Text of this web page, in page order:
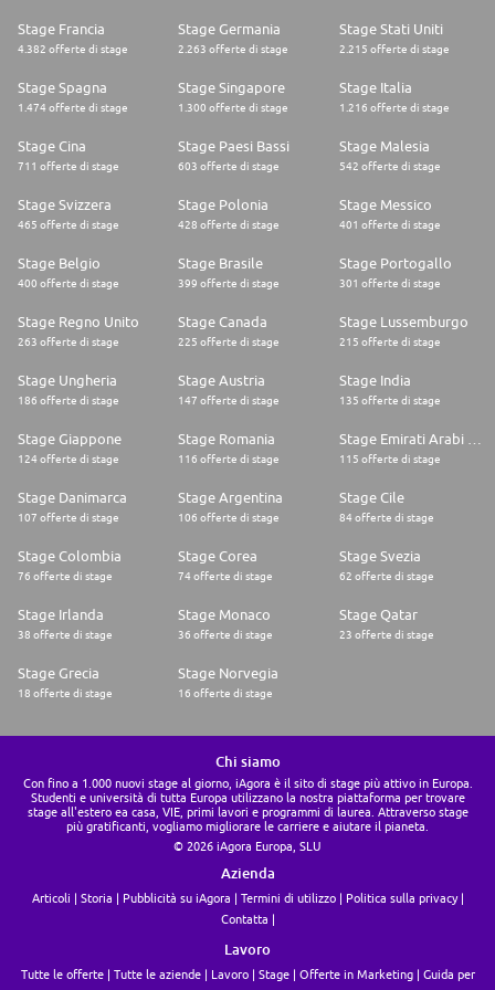
Stage Francia
4.382 offerte di stage
Stage Germania
2.263 offerte di stage
Stage Stati Uniti
2.215 offerte di stage
Stage Spagna
1.474 offerte di stage
Stage Singapore
1.300 offerte di stage
Stage Italia
1.216 offerte di stage
Stage Cina
711 offerte di stage
Stage Paesi Bassi
603 offerte di stage
Stage Malesia
542 offerte di stage
Stage Svizzera
465 offerte di stage
Stage Polonia
428 offerte di stage
Stage Messico
401 offerte di stage
Stage Belgio
400 offerte di stage
Stage Brasile
399 offerte di stage
Stage Portogallo
301 offerte di stage
Stage Regno Unito
263 offerte di stage
Stage Canada
225 offerte di stage
Stage Lussemburgo
215 offerte di stage
Stage Ungheria
186 offerte di stage
Stage Austria
147 offerte di stage
Stage India
135 offerte di stage
Stage Giappone
124 offerte di stage
Stage Romania
116 offerte di stage 115 offerte di stage
Stage Danimarca
107 offerte di stage
Stage Argentina
106 offerte di stage
Stage Cile
84 offerte di stage
Stage Colombia
76 offerte di stage
Stage Corea
74 offerte di stage
Stage Svezia
62 offerte di stage
Stage Irlanda
38 offerte di stage
Stage Monaco
36 offerte di stage
Stage Qatar
23 offerte di stage
Stage Grecia
18 offerte di stage
Stage Norvegia
16 offerte di stage
Chi siamo
Con fino a 1.000 nuovi stage al giorno, iAgora è il sito di stage più attivo in Europa.
Studenti e università di tutta Europa utilizzano la nostra piattaforma per trovare
stage all'estero ea casa, VIE, primi lavori e programmi di laurea. Attraverso stage
più gratificanti, vogliamo migliorare le carriere e aiutare il pianeta.
© 2026 iAgora Europa, SLU
Azienda
Articoli Storia Pubblicità su iAgora Termini di utilizzo
Politica sulla privacy
Contatta
Lavoro
Tutte le offerte Tutte le aziende Lavoro Stage Offerte in Marketing
Guida per